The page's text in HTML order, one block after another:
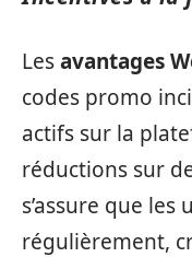
Lesavantages
codes promo
actifs sur la
réductions sur
s’assure que
régulièrement,